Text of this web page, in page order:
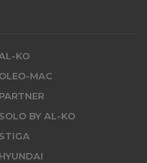
KO
OLEO-MAC
PARTNER
SOLO BY AL-KO
STIGA
HYUNDAI